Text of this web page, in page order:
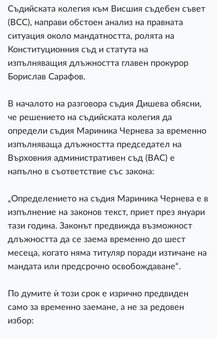
Съдийската колегия към Висшия съдебен съвет
(ВСС), направи обстоен анализ на правната
ситуация около мандатността, ролята на
Конституционния съд и статута на
изпълняващия длъжността главен прокурор
Борислав Сарафов.
В началото на разговора съдия Дишева обясни,
че решението на съдийската колегия да
определи съдия Мариника Чернева за временно
изпълняваща длъжността председател на
Върховния административен съд (ВАС) е
напълно в съответствие със закона:
„Определението на съдия Мариника Чернева е в
изпълнение на законов текст, приет през януари
тази година. Законът предвижда възможност
длъжността да се заема временно до шест
месеца, когато няма титуляр поради изтичане на
мандата или предсрочно освобождаване“.
По думите ѝ този срок е изрично предвиден
само за временно заемане, а не за редовен
избор: